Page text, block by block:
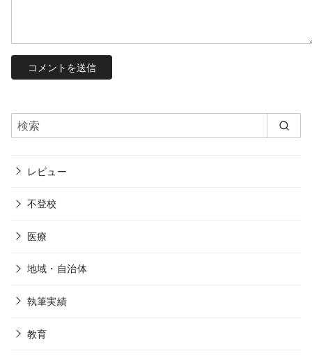
レビュー
不登校
医療
地域・自治体
執筆実績
教育